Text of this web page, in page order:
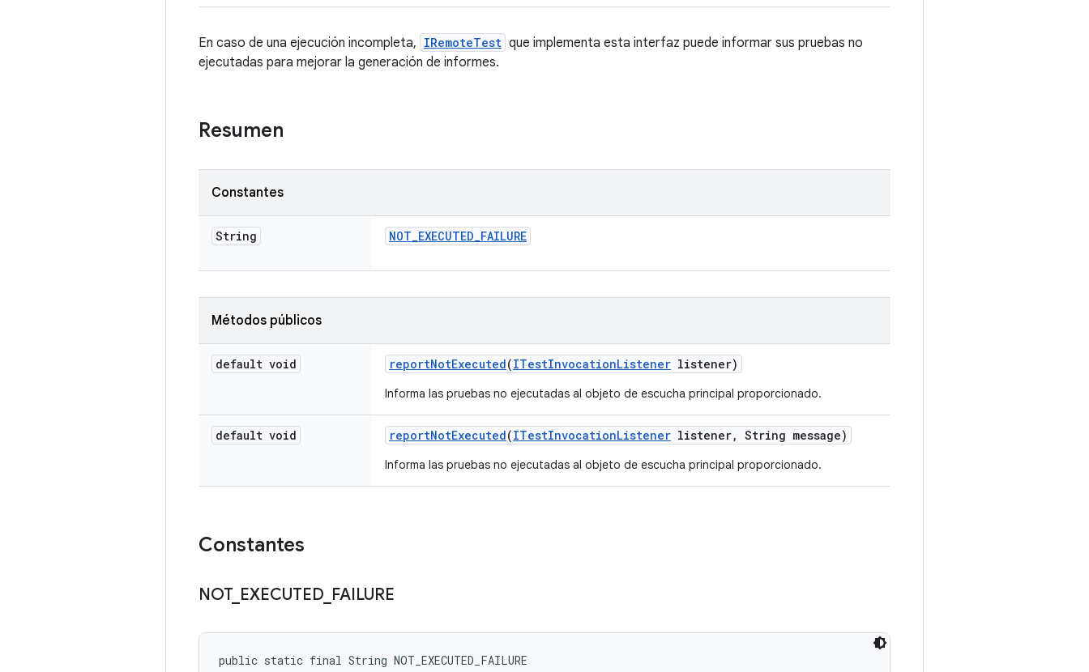
En caso de una ejecución incompleta, IRemoteTest que implementa esta interfaz puede informar sus pruebas no
ejecutadas para mejorar la generación de informes.
Resumen
Constantes
String NOT_EXECUTED_FAILURE
Métodos públicos
default void reportNotExecuted(ITestInvocationListener listener)
Informa las pruebas no ejecutadas al objeto de escucha principal proporcionado.
default void reportNotExecuted(ITestInvocationListener listener, String message)
Informa las pruebas no ejecutadas al objeto de escucha principal proporcionado.
Constantes
NOT_ EXECUTED FAILURE
public static final String NOT_EXECUTED_FAILURE